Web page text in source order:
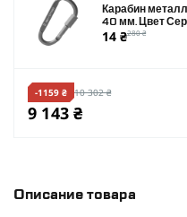
Описание товара
Карабин
40 мм. Цвет
14 ₴280 ₴
-1159 ₴ 10 302 ₴
9 143 ₴